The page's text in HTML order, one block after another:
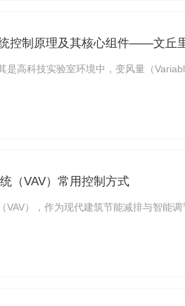
控制原理及其核心组件——文丘
是高科技实验室环境中，变风量（
（VAV）常用控制方式
VAV），作为现代建筑节能减排与智能